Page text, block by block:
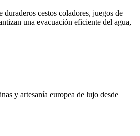
cestos coladores, juegos de
una evacuación eficiente del agua,
y artesanía europea de lujo desde